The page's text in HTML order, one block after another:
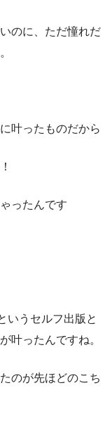
のに、ただ憧れだ
叶ったものだから
ったんです
いうセルフ出版と
叶ったんですね。
のが先ほどのこち